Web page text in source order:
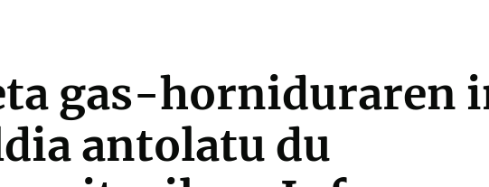
gas-horniduraren
antolatu du